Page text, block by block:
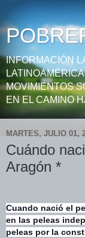
INFORMACIÓN
MOVIMIENTOS
EN EL CAMINO
MARTES, JULIO 01,
Cuándo
Aragón *
Cuando nació el
en las peleas
peleas por la